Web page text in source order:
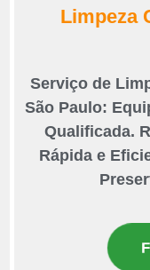
Limpeza
Serviço de
São Paulo:
Qualificada.
Rápida e